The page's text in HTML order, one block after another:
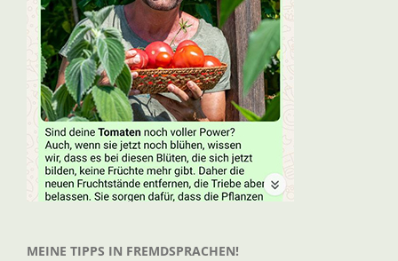
MEINE TIPPS IN FREMDSPRACHEN!